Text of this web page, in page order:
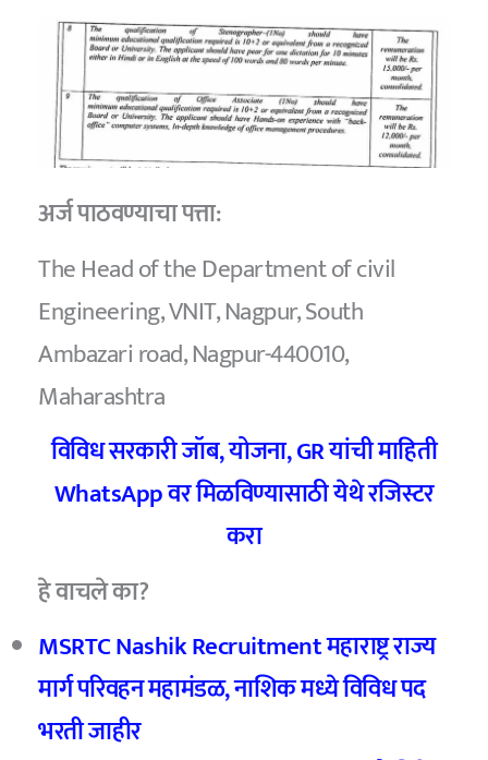
अर्ज पाठवण्याचा पत्ता:
The Head of the Department of civil
Engineering, VNIT, Nagpur, South
Ambazari road, Nagpur-440010,
Maharashtra
विविध सरकारी जॉब, योजना, GR यांची माहिती
WhatsApp वर मिळविण्यासाठी येथे रजिस्टर
करा
हे वाचले का?
MSRTC Nashik Recruitment महाराष्ट्र राज्य
मार्ग परिवहन महामंडळ, नाशिक मध्ये विविध पद
भरती जाहीर